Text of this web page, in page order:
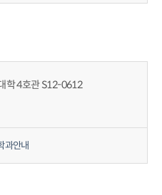
학 4호관 S12-0612
과안내